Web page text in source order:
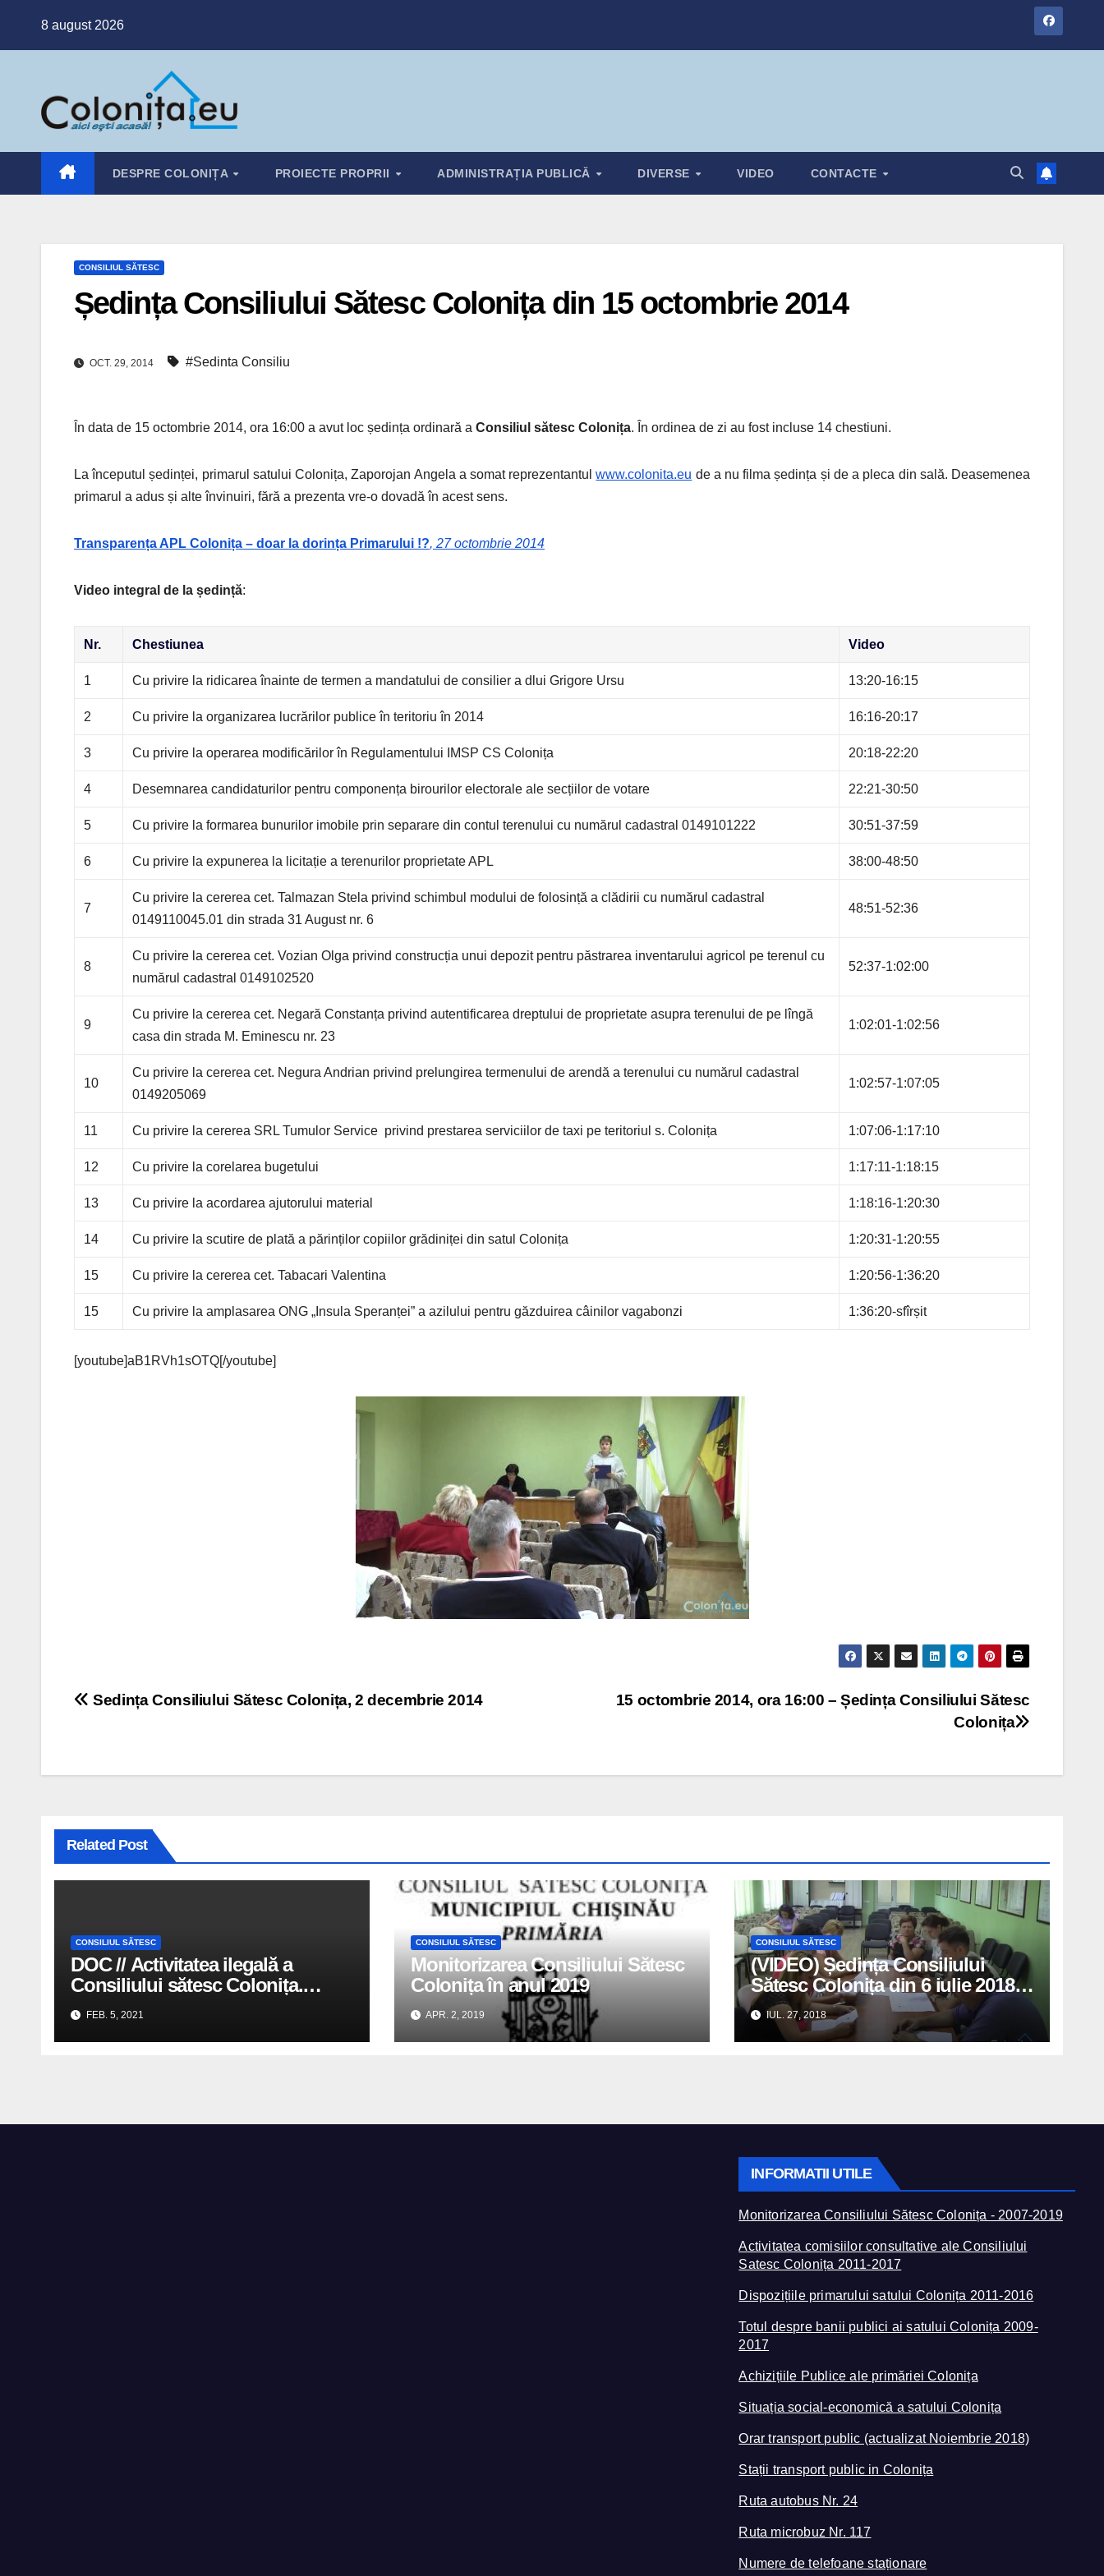
8 august 2026
DESPRE COLONIȚA PROIECTE PROPRII ADMINISTRAȚIA PUBLICĂ DIVERSE VIDEO CONTACTE
CONSILIUL SĂTESC
Ședința Consiliului Sătesc Colonița din 15 octombrie 2014
OCT. 29, 2014 #Sedinta Consiliu
În data de 15 octombrie 2014, ora 16:00 a avut loc ședința ordinară a Consiliul sătesc Colonița. În ordinea de zi au fost incluse 14 chestiuni.
La începutul ședinței, primarul satului Colonița, Zaporojan Angela a somat reprezentantulwww.colonita.eu de a nu filma ședința și de a pleca din sală. Deasemenea
primarul a adus și alte învinuiri, fără a prezenta vre-o dovadă în acest sens.
Transparența APL Colonița – doar la dorința Primarului !?, 27 octombrie 2014
Video integral de la ședință:
Nr. Chestiunea Video
1 Cu privire la ridicarea înainte de termen a mandatului de consilier a dlui Grigore Ursu 13:20-16:15
2 Cu privire la organizarea lucrărilor publice în teritoriu în 2014 16:16-20:17
3 Cu privire la operarea modificărilor în Regulamentului IMSP CS Colonița 20:18-22:20
4 Desemnarea candidaturilor pentru componența birourilor electorale ale secțiilor de votare 22:21-30:50
5 Cu privire la formarea bunurilor imobile prin separare din contul terenului cu numărul cadastral 0149101222 30:51-37:59
6 Cu privire la expunerea la licitație a terenurilor proprietate APL 38:00-48:50
7
Cu privire la cererea cet. Talmazan Stela privind schimbul modului de folosință a clădirii cu numărul cadastral
0149110045.01 din strada 31 August nr. 6
48:51-52:36
8
Cu privire la cererea cet. Vozian Olga privind construcția unui depozit pentru păstrarea inventarului agricol pe terenul cu
numărul cadastral 0149102520
52:37-1:02:00
9
Cu privire la cererea cet. Negară Constanța privind autentificarea dreptului de proprietate asupra terenului de pe lîngă
casa din strada M. Eminescu nr. 23
1:02:01-1:02:56
10
Cu privire la cererea cet. Negura Andrian privind prelungirea termenului de arendă a terenului cu numărul cadastral
0149205069
1:02:57-1:07:05
11 Cu privire la cererea SRL Tumulor Service privind prestarea serviciilor de taxi pe teritoriul s. Colonița 1:07:06-1:17:10
12 Cu privire la corelarea bugetului 1:17:11-1:18:15
13 Cu privire la acordarea ajutorului material 1:18:16-1:20:30
14 Cu privire la scutire de plată a părinților copiilor grădiniței din satul Colonița 1:20:31-1:20:55
15 Cu privire la cererea cet. Tabacari Valentina 1:20:56-1:36:20
15 Cu privire la amplasarea ONG „Insula Speranței” a azilului pentru găzduirea câinilor vagabonzi 1:36:20-sfîrșit
[youtube]aB1RVh1sOTQ[/youtube]
Navigare
articole
15 octombrie 2014, ora 16:00 – Ședința Consiliului Sătesc
Colonița
Sedința Consiliului Sătesc Colonița, 2 decembrie 2014
Related Post
CONSILIUL SĂTESC
DOC // Activitatea ilegală a
Consiliului sătesc Colonița.
Majoritatea PSRM a adoptat
decizii fără avizul comisiilor de
specialitate | Punctul.md
FEB. 5, 2021
CONSILIUL SĂTESC
Monitorizarea Consiliului Sătesc
Colonița în anul 2019
APR. 2, 2019
CONSILIUL SĂTESC
(VIDEO) Ședința Consiliului
Sătesc Colonița din 6 iulie 2018
convocată și petrecută de
consilierii locali
IUL. 27, 2018
INFORMATII UTILE
Monitorizarea Consiliului Sătesc Colonița - 2007-2019
Activitatea comisiilor consultative ale Consiliului
Satesc Colonița 2011-2017
Dispozițiile primarului satului Colonița 2011-2016
Totul despre banii publici ai satului Colonița 2009-
2017
Achizițiile Publice ale primăriei Colonița
Situația social-economică a satului Colonița
Orar transport public (actualizat Noiembrie 2018)
Stații transport public in Colonița
Ruta autobus Nr. 24
Ruta microbuz Nr. 117
Numere de telefoane staționare